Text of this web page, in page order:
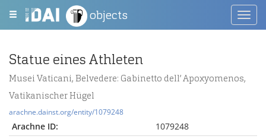
objects
Statue eines Athleten
Musei Vaticani, Belvedere: Gabinetto dell’ Apoxyomenos,
Vatikanischer Hügel
arachne.dainst.org/entity/1079248
Arachne ID:
1079248